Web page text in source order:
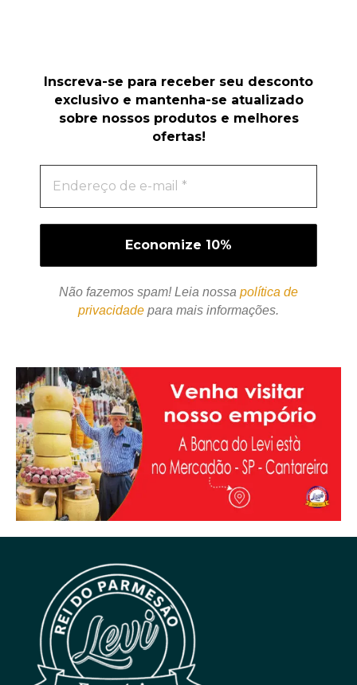
Inscreva-se para receber seu desconto
exclusivo e mantenha-se atualizado
sobre nossos produtos e melhores
ofertas!
Não fazemos spam! Leia nossa política de
privacidade para mais informações.